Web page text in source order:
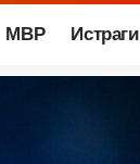
МВР Истраги